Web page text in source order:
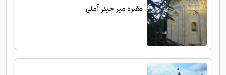
مقبره میر حیدر آملی